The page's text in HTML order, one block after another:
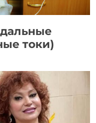
токи)